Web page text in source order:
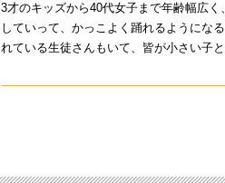
3才のキッズから40代女子まで年齢幅広
していって、かっこよく踊れるようにな
れている生徒さんもいて、皆が小さい子